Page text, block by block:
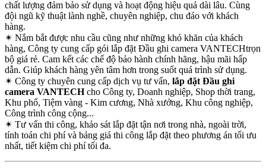
chất lượng đảm bảo sử dụng và hoạt động hiệu quả dài lâu. Cùng
đội ngũ kỹ thuật lành nghề, chuyên nghiệp, chu đáo với khách
hàng.
✴ Nắm bắt được nhu cầu cũng như những khó khăn của khách
hàng, Công ty cung cấp gói lắp đặt Đầu ghi camera VANTECHtrọn
bộ giá rẻ. Cam kết các chế độ bảo hành chính hãng, hậu mãi hấp
dẫn. Giúp khách hàng yên tâm hơn trong suốt quá trình sử dụng.
✴ Công ty chuyên cung cấp dịch vụ tư vấn, lắp đặt Đầu ghi
camera VANTECHcho Công ty, Doanh nghiệp, Shop thời trang,
Khu phố, Tiệm vàng - Kim cương, Nhà xưởng, Khu công nghiệp,
Công trình công cộng...
✴ Tư vấn thi công, khảo sát lắp đặt tận nơi trong nhà, ngoài trời,
tính toán chi phí và bảng giá thi công lắp đặt theo phương án tối ưu
nhất, tiết kiệm chi phí tối đa.